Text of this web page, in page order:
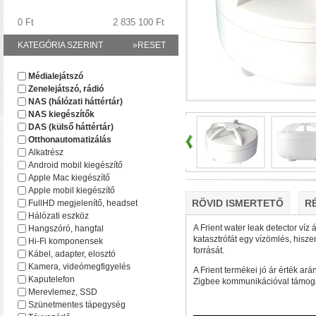
A TerraMaster-nél
F2-425 és F4-425
Plusz teljesítmény
(32 GB-ig bővíthető!) •
RÖVID ISMERTETŐ
A Frient water leak detector víz
katasztrófát egy vízömlés,
forrását.
A Frient termékei jó ár érték
Zigbee kommunikációval
0 Ft 2 835 100 Ft
»RESET
KATEGÓRIA SZERINT
Médialejátszó
Zenelejátszó, rádió
NAS (hálózati háttértár)
NAS kiegészítők
DAS (külső háttértár)
Otthonautomatizálás
Alkatrész
Android mobil kiegészítő
Apple Mac kiegészítő
Apple mobil kiegészítő
FullHD megjelenítő, headset
Hálózati eszköz
Hangszóró, hangfal
Hi-Fi komponensek
Kábel, adapter, elosztó
Kamera, videómegfigyelés
Kaputelefon
Merevlemez, SSD
Szünetmentes tápegység